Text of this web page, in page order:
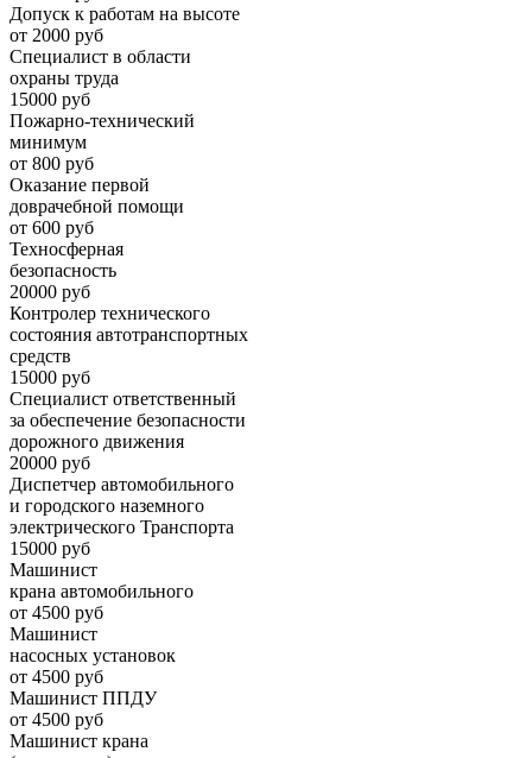
Допуск к работам на высоте
от 2000 руб
Специалист в области
охраны труда
15000 руб
Пожарно-технический
минимум
от 800 руб
Оказание первой
доврачебной помощи
от 600 руб
Техносферная
безопасность
20000 руб
Контролер технического
состояния автотранспортных
средств
15000 руб
Специалист ответственный
за обеспечение безопасности
дорожного движения
20000 руб
Диспетчер автомобильного
и городского наземного
электрического Транспорта
15000 руб
Машинист
крана автомобильного
от 4500 руб
Машинист
насосных установок
от 4500 руб
Машинист ППДУ
от 4500 руб
Машинист крана